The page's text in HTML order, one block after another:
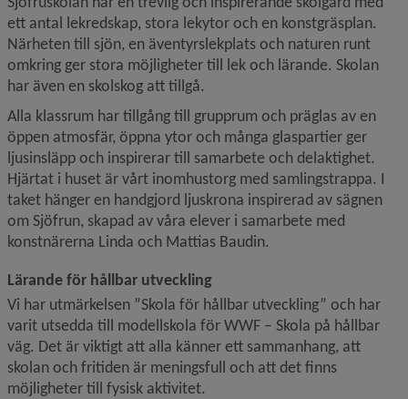
ett antal lekredskap, stora lekytor och en konstgräsplan.
Närheten till sjön, en äventyrslekplats och naturen runt
omkring ger stora möjligheter till lek och lärande. Skolan
har även en skolskog att tillgå.
Alla klassrum har tillgång till grupprum och präglas av en
öppen atmosfär, öppna ytor och många glaspartier ger
ljusinsläpp och inspirerar till samarbete och delaktighet.
Hjärtat i huset är vårt inomhustorg med samlingstrappa. I
taket hänger en handgjord ljuskrona inspirerad av sägnen
om Sjöfrun, skapad av våra elever i samarbete med
konstnärerna Linda och Mattias Baudin.
Lärande för hållbar utveckling
Vi har utmärkelsen Skola för hållbar utveckling och har
varit utsedda till modellskola för WWF – Skola på hållbar
väg. Det är viktigt att alla känner ett sammanhang, att
skolan och fritiden är meningsfull och att det finns
möjligheter till fysisk aktivitet.